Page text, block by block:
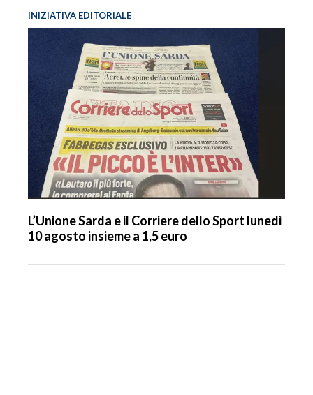
INIZIATIVA EDITORIALE
L’Unione Sarda e il Corriere dello Sport lunedì
10 agosto insieme a 1,5 euro